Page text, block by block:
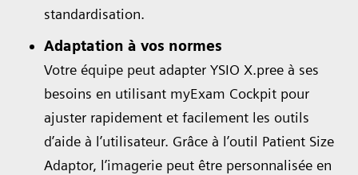
standardisation.
Adaptation à vos normes
Votre équipe peut adapter YSIO X.pree à ses
besoins en utilisant myExam Cockpit pour
ajuster rapidement et facilement les outils
d’aide à l’utilisateur. Grâce à l’outil Patient Size
Adaptor, l’imagerie peut être personnalisée en